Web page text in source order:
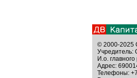
© 2000-2025
Учредитель:
И.о.
Адрес:
Телефоны: